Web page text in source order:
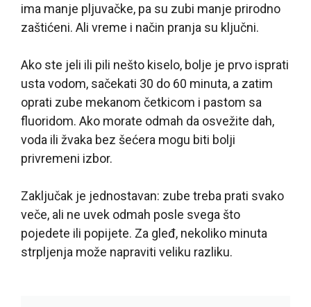
ima manje pljuvačke, pa su zubi manje prirodno
zaštićeni. Ali vreme i način pranja su ključni.
Ako ste jeli ili pili nešto kiselo, bolje je prvo isprati
usta vodom, sačekati 30 do 60 minuta, a zatim
oprati zube mekanom četkicom i pastom sa
fluoridom. Ako morate odmah da osvežite dah,
voda ili žvaka bez šećera mogu biti bolji
privremeni izbor.
Zaključak je jednostavan: zube treba prati svako
veče, ali ne uvek odmah posle svega što
pojedete ili popijete. Za gleđ, nekoliko minuta
strpljenja može napraviti veliku razliku.